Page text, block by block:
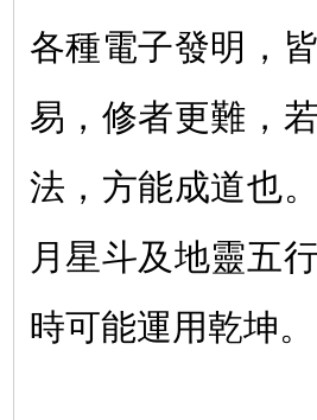
各種電子發明，
易，修者更難，
法，方能成道也
月星斗及地靈五
時可能運用乾坤。